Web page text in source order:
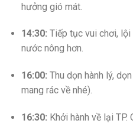
hưởng gió mát.
14:30: Tiếp tục vui chơi,
nước nông hơn.
16:00: Thu dọn hành lý,
mang rác về nhé).
16:30: Khởi hành về lại TP.